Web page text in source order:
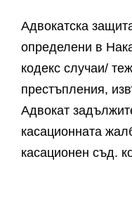
Адвокатска
определени в
кодекс случаи/
престъпления,
Адвокат
касационната
касационен съд.